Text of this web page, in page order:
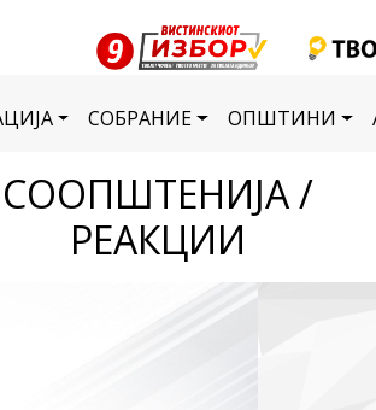
СОБРАНИЕ ОПШТИНИ
СООПШТЕНИЈА /
РЕАКЦИИ